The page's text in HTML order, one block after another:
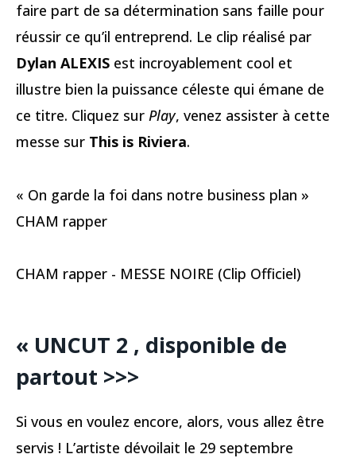
faire part de sa détermination sans faille pour
réussir ce qu’il entreprend. Le clip réalisé par
Dylan ALEXIS est incroyablement cool et
illustre bien la puissance céleste qui émane de
ce titre. Cliquez sur Play, venez assister à cette
messe sur This is Riviera.
« On garde la foi dans notre business plan »
CHAM rapper
CHAM rapper - MESSE NOIRE (Clip Officiel)
« UNCUT 2 , disponible de
partout >>>
Si vous en voulez encore, alors, vous allez être
servis ! L’artiste dévoilait le 29 septembre